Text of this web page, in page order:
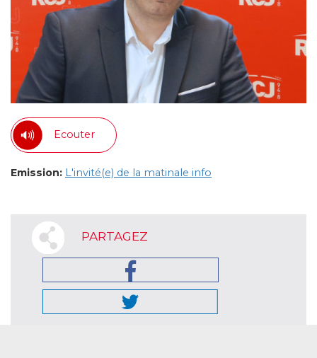
Ecouter
Emission: L'invité(e) de la matinale info
PARTAGEZ